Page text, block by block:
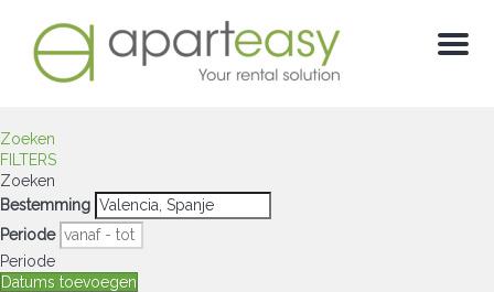
Menu
Zoeken
FILTERS
Zoeken
Bestemming
Periode
Periode
Datums toevoegen